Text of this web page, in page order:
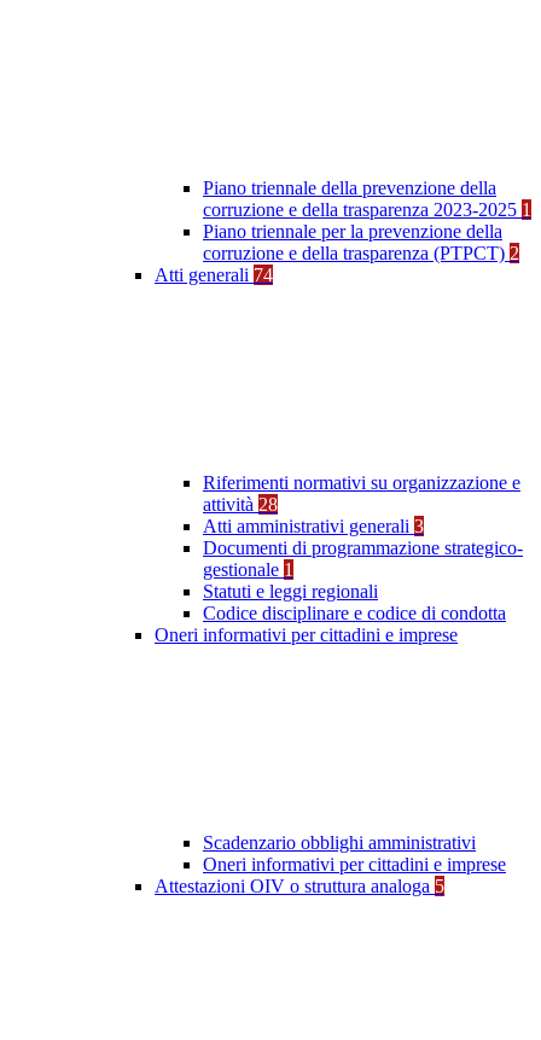
Piano triennale della prevenzione della
corruzione e della trasparenza 2023-2025 1
Piano triennale per la prevenzione della
corruzione e della trasparenza (PTPCT) 2
Atti generali 74
Riferimenti normativi su organizzazione e
attività 28
Atti amministrativi generali 3
Documenti di programmazione strategico-
gestionale 1
Statuti e leggi regionali
Codice disciplinare e codice di condotta
Oneri informativi per cittadini e imprese
Scadenzario obblighi amministrativi
Oneri informativi per cittadini e imprese
Attestazioni OIV o struttura analoga 5